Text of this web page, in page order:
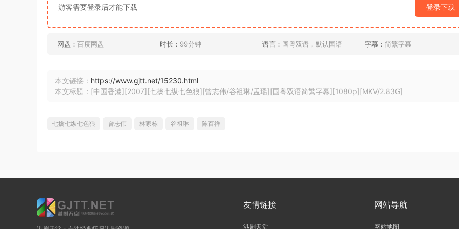
游客需要登录后才能下载 登录下载
网盘： 百度网盘 时长： 99分钟 语言： 国粤双语，默认国语 字幕： 简繁字幕
本文链接： https://www.gjtt.net/15230.html
本文标题：[中国香港][2007][七擒七纵七色狼][曾志伟/谷祖琳/孟瑶][国粤双语简繁字幕][1080p][MKV/2.83G]
七擒七纵七色狼 曾志伟 林家栋 谷祖琳 陈百祥
友情链接
港剧天堂
网站导航
网站地图